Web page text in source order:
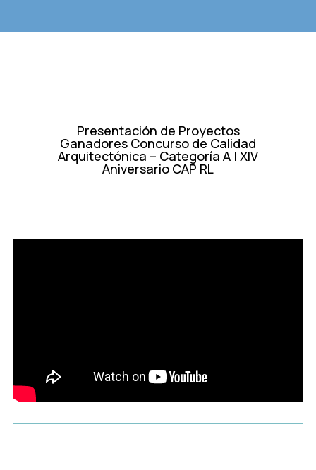
Presentación de Proyectos
Ganadores Concurso de Calidad
Arquitectónica – Categoría A | XIV
Aniversario CAP RL